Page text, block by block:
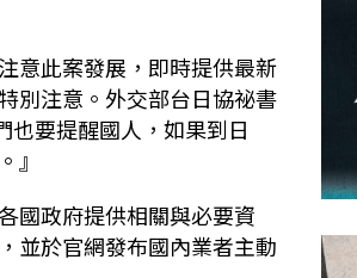
意此案發展，即時提供最新
別注意。外交部台日協祕書
要提醒國人，如果到日
』
國政府提供相關與必要資
並於官網發布國內業者主動